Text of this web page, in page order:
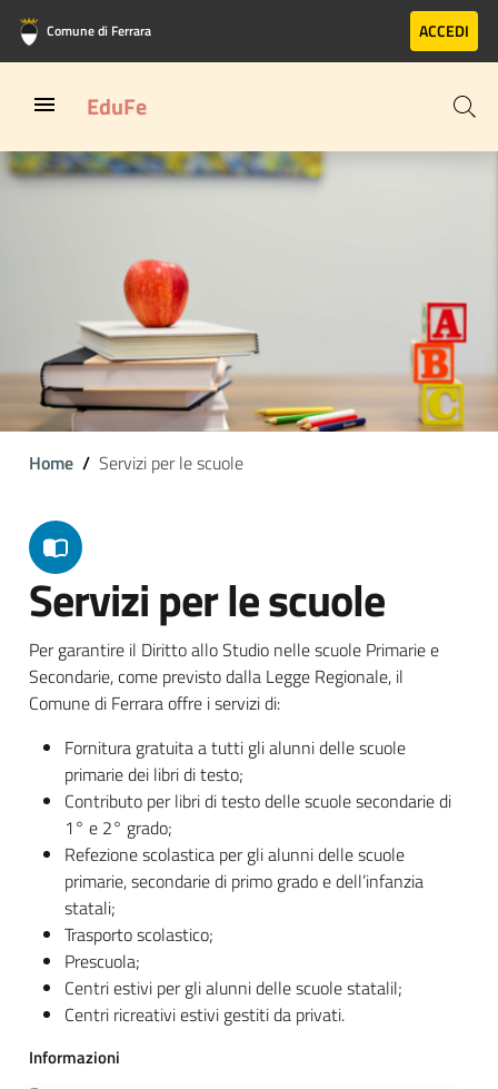
Vai al contenuto principale
Vai al footer
Comune di Ferrara ACCEDI
EduFe
Home Servizi per le scuole
Servizi per le scuole
Per garantire il Diritto allo Studio nelle scuole Primarie e
Secondarie, come previsto dalla Legge Regionale, il
Comune di Ferrara offre i servizi di:
Fornitura gratuita a tutti gli alunni delle scuole
primarie dei libri di testo;
Contributo per libri di testo delle scuole secondarie di
1° e 2° grado;
Refezione scolastica per gli alunni delle scuole
primarie, secondarie di primo grado e dell’infanzia
statali;
Trasporto scolastico;
Prescuola;
Centri estivi per gli alunni delle scuole statalil;
Centri ricreativi estivi gestiti da privati.
Informazioni